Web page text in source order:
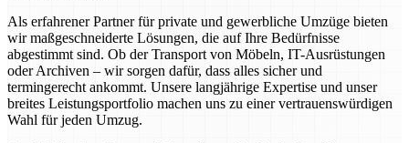
Als erfahrener Partner für private und gewerbliche Umzüge bieten
wir maßgeschneiderte Lösungen, die auf Ihre Bedürfnisse
abgestimmt sind. Ob der Transport von Möbeln, IT-Ausrüstungen
oder Archiven – wir sorgen dafür, dass alles sicher und
termingerecht ankommt. Unsere langjährige Expertise und unser
breites Leistungsportfolio machen uns zu einer vertrauenswürdigen
Wahl für jeden Umzug.